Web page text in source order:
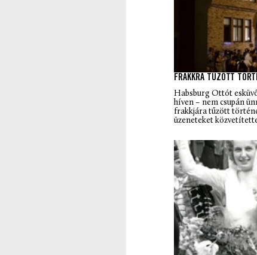
FRAKKRA TŰZÖTT
Habsburg Ottót
híven – nem csupán
frakkjára tűzött
üzeneteket